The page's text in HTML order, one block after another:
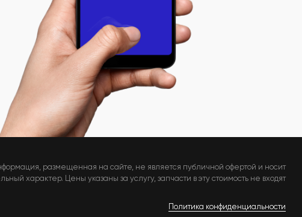
размещенная на сайте, не является публичной офертой и носит
характер. Цены указаны за услугу, запчасти в эту стоимость не входят
Политика конфиденциальности